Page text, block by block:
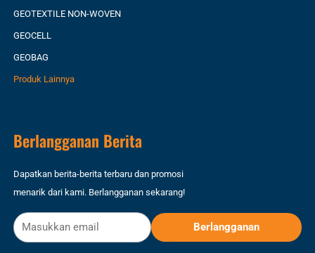
GEOTEXTILE NON-WOVEN
GEOCELL
GEOBAG
Produk Lainnya
Berlangganan Berita
Dapatkan berita-berita terbaru dan promosi
menarik dari kami. Berlangganan sekarang!